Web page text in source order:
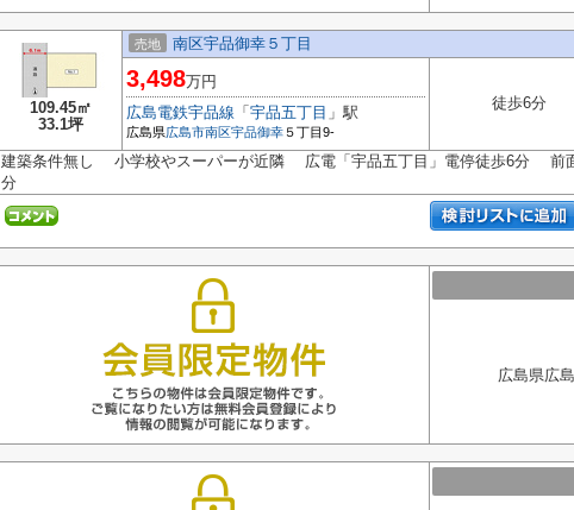
109.45㎡
33.1坪
売地 南区宇品御幸５丁目
3,498万円
広島電鉄宇品線 「 宇品五丁目 」駅
広島県広島市南区宇品御幸 ５丁目9-
徒歩6分
建築条件無し 小学校やスーパーが近隣 広電「宇品五丁目」電停徒歩6分 前
分
広島県広